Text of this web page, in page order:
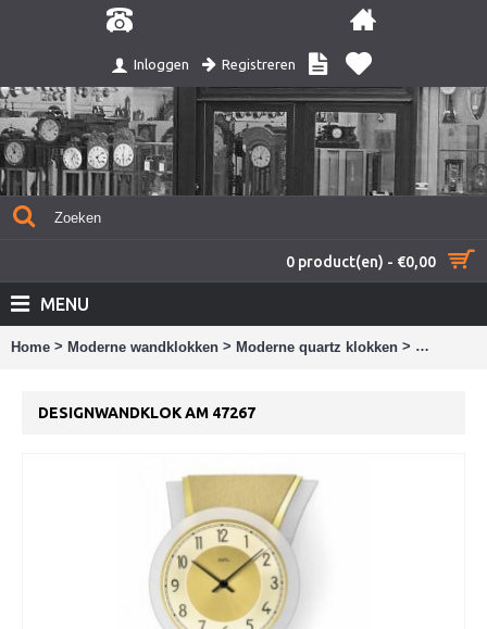
Inloggen Registreren
0 product(en) - €0,00
MENU
Home > Moderne wandklokken > Moderne quartz klokken >
DESIGNWANDKLOK AM 47267